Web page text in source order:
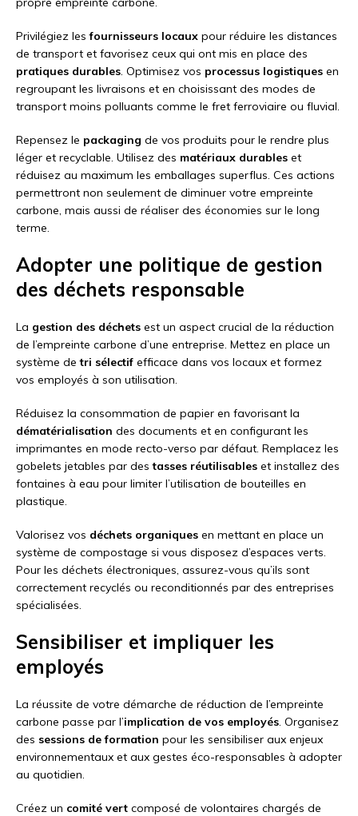
Privilégiez lesfournisseurs locaux pour réduire les distances
de transport et favorisez ceux qui ont mis en place des
pratiques durables. Optimisez vos processus logistiques en
regroupant les livraisons et en choisissant des modes de
transport moins polluants comme le fret ferroviaire ou fluvial.
Repensez le packaging de vos produits pour le rendre plus
léger et recyclable. Utilisez des matériaux durables et
réduisez au maximum les emballages superflus. Ces actions
permettront non seulement de diminuer votre empreinte
carbone, mais aussi de réaliser des économies sur le long
terme.
Adopter une politique de gestion
des déchets responsable
La gestion des déchets est un aspect crucial de la réduction
de l’empreinte carbone d’une entreprise. Mettez en place un
système detri sélectif efficace dans vos locaux et formez
vos employés à son utilisation.
Réduisez la consommation de papier en favorisant la
dématérialisation des documents et en configurant les
imprimantes en mode recto-verso par défaut. Remplacez les
gobelets jetables par destasses réutilisables et installez des
fontaines à eau pour limiter l’utilisation de bouteilles en
plastique.
Valorisez vos déchets organiques en mettant en place un
système de compostage si vous disposez d’espaces verts.
Pour les déchets électroniques, assurez-vous qu’ils sont
correctement recyclés ou reconditionnés par des entreprises
spécialisées.
Sensibiliser et impliquer les
employés
La réussite de votre démarche de réduction de l’empreinte
carbone passe par l’implication de vos employés. Organisez
des sessions de formation pour les sensibiliser aux enjeux
environnementaux et aux gestes éco-responsables à adopter
au quotidien.
Créez un comité vert composé de volontaires chargés de